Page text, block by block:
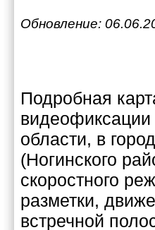
Обновление:
Подробная
области, в
(Ногинского
скоростного
разметки,
встречной